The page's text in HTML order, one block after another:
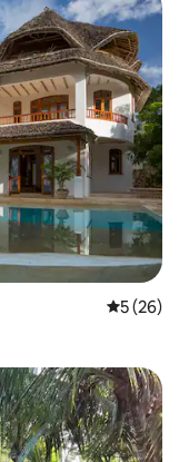
從 26 則評
5 (26)